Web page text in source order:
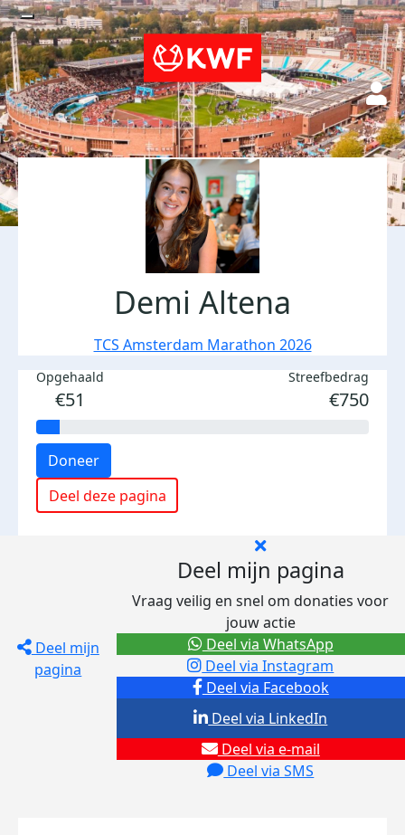
Demi Altena
TCS Amsterdam Marathon 2026
Opgehaald
€51
Streefbedrag
€750
Doneer
Deel deze pagina
Deel mijn
pagina
Deel mijn pagina
Vraag veilig en snel om donaties voor
jouw actie
Deel via Facebook
Deel via Instagram
Deel via e-mail
Deel via SMS
Deel via LinkedIn
Deel via WhatsApp